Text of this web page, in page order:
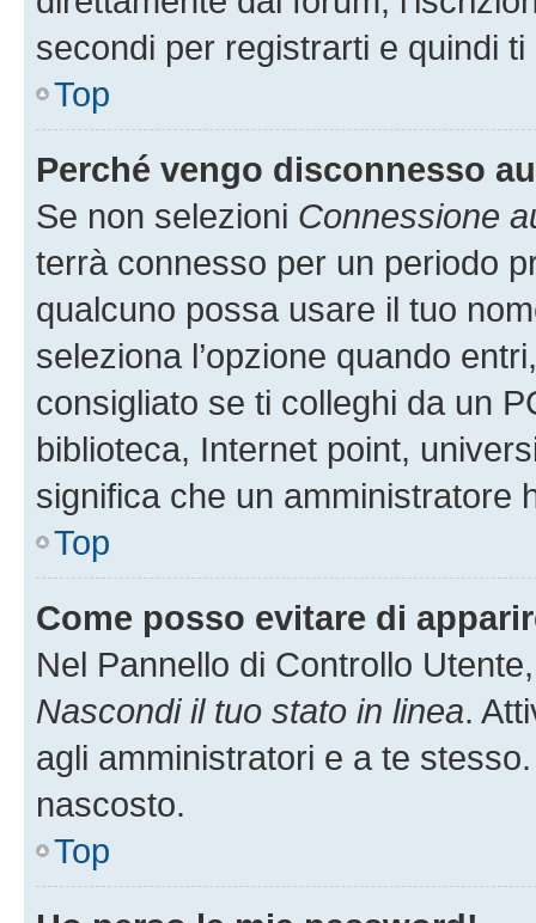
secondi per registrarti e quindi
Top
Perché vengo disconnesso
Se non selezioni Connessione
terrà connesso per un periodo
qualcuno possa usare il tuo
seleziona l’opzione quando
consigliato se ti colleghi da un
biblioteca, Internet point,
significa che un amministratore
Top
Come posso evitare di
Nel Pannello di Controllo
Nascondi il tuo stato in linea.
agli amministratori e a te
nascosto.
Top